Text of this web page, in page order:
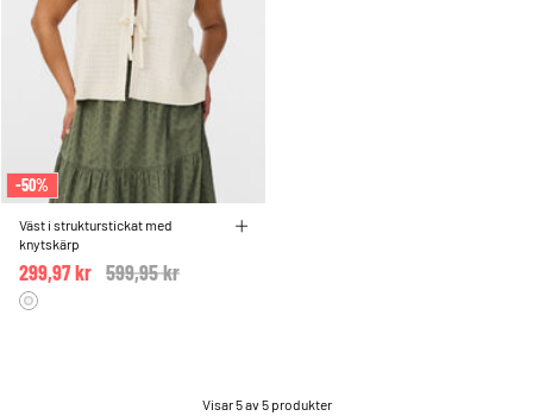
-50%
Väst i strukturstickat med
knytskärp
Price reduced from
599,95 kr
299,97 kr
Visar 5 av 5 produkter